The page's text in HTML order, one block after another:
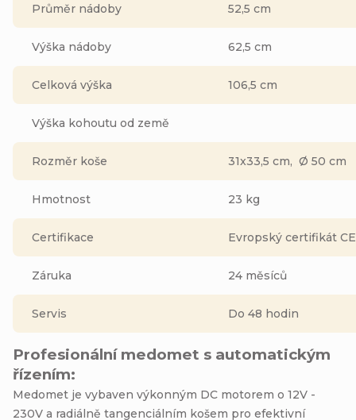
Průměr nádoby 52,5 cm
Výška nádoby 62,5 cm
Celková výška 106,5 cm
Výška kohoutu od země
Rozměr koše 31x33,5 cm, Ø 50 cm
Hmotnost 23 kg
Certifikace Evropský certifikát CE
Záruka 24 měsíců
Servis Do 48 hodin
Profesionální medomet s automatickým
řízením:
Medomet je vybaven výkonným DC motorem o 12V -
230V a radiálně tangenciálním košem pro efektivní